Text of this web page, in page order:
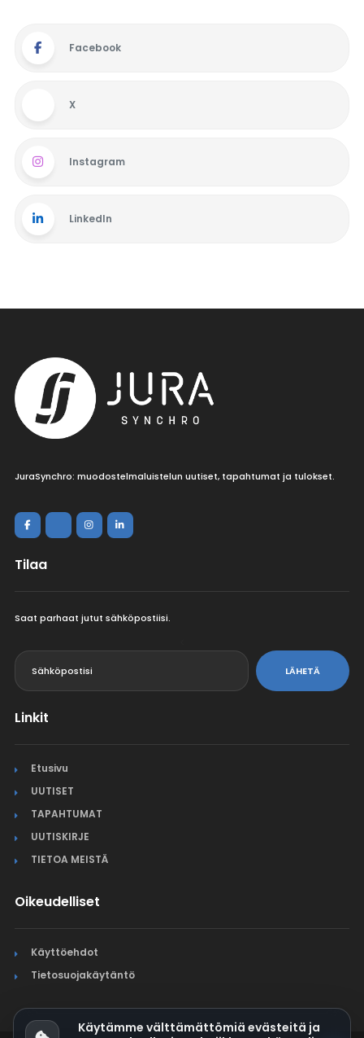
Facebook
X
Instagram
LinkedIn
JuraSynchro: muodostelmaluistelun uutiset, tapahtumat ja tulokset.
Tilaa
Saat parhaat jutut sähköpostiisi.
LÄHETÄ
Linkit
Etusivu
UUTISET
TAPAHTUMAT
UUTISKIRJE
TIETOA MEISTÄ
Oikeudelliset
Käyttöehdot
Tietosuojakäytäntö
Käytämme välttämättömiä evästeitä ja